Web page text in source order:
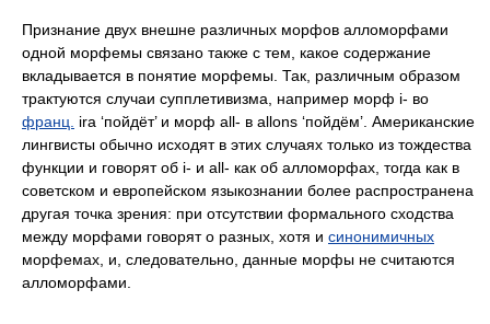
Признание двух внешне различных морфов алломорфами
одной морфемы связано также с тем, какое содержание
вкладывается в понятие морфемы. Так, различным образом
трактуются случаи супплетивизма, например морф i- во
франц.
ira ‘пойдёт’ и морф all- в allons ‘пойдём’. Американские
лингвисты обычно исходят в этих случаях только из тождества
функции и говорят об i- и all- как об алломорфах, тогда как в
советском и европейском языкознании более распространена
другая точка зрения: при отсутствии формального сходства
между морфами говорят о разных, хотя и синонимичных
морфемах, и, следовательно, данные морфы не считаются
алломорфами.